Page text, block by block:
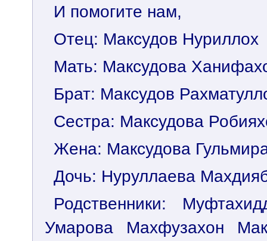
И помогите нам,
Отец: Максудов Нуриллох
Мать: Максудова
Брат: Максудов
Сестра: Максудова
Жена: Максудова
Дочь: Нуруллаева
Родственники:
Умарова Махфузахон